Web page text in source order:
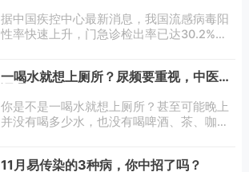
据中国疾控中心最新消息，我国流感病毒阳
性率快速上升，门急诊检出率已达30.2%，
中疾控最新一期中国流感监测周报
一喝水就想上厕所？尿频要重视，中医来
你是不是一喝水就想上厕所？甚至可能晚上
并没有喝多少水，也没有喝啤酒、茶、咖
致很多患者喝水都特别少，甚至不敢喝水。
11月易传染的3种病，你中招了吗？